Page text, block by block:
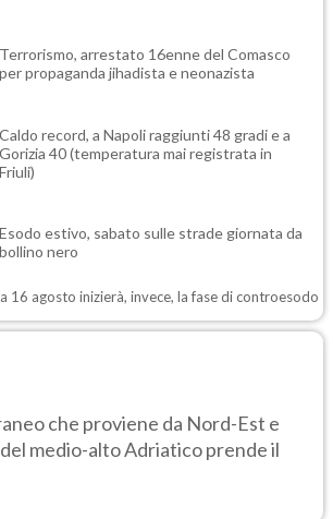
Terrorismo, arrestato 16enne del Comasco
per propaganda jihadista e neonazista
Caldo record, a Napoli raggiunti 48 gradi e a
Gorizia 40 (temperatura mai registrata in
Friuli)
Esodo estivo, sabato sulle strade giornata da
bollino nero
16 agosto inizierà, invece, la fase di controesodo
che proviene da Nord-Est e
medio-alto Adriatico prende il